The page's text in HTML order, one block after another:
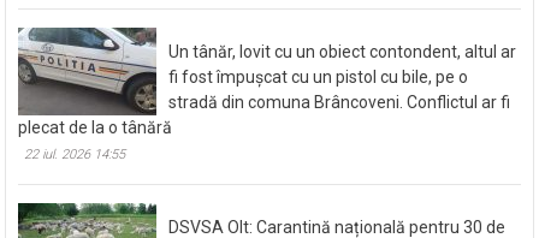
Un tânăr, lovit cu un obiect contondent, altul ar
fi fost împușcat cu un pistol cu bile, pe o
stradă din comuna Brâncoveni. Conflictul ar fi
plecat de la o tânără
22 iul. 2026 14:55
DSVSA Olt: Carantină națională pentru 30 de